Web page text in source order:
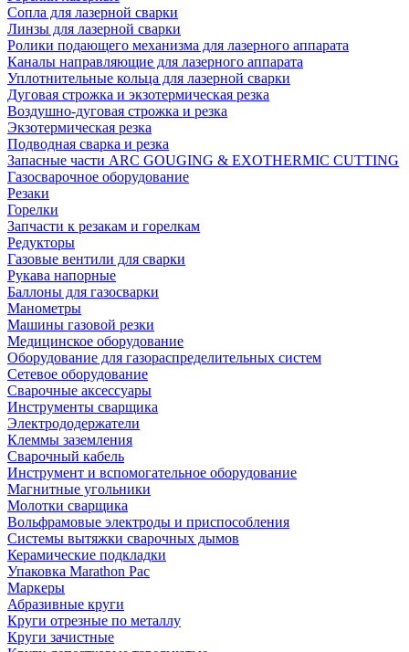
Сопла для лазерной сварки
Линзы для лазерной сварки
Ролики подающего механизма для лазерного аппарата
Каналы направляющие для лазерного аппарата
Уплотнительные кольца для лазерной сварки
Дуговая строжка и экзотермическая резка
Воздушно-дуговая строжка и резка
Экзотермическая резка
Подводная сварка и резка
Запасные части ARC GOUGING & EXOTHERMIC CUTTING
Газосварочное оборудование
Резаки
Горелки
Запчасти к резакам и горелкам
Редукторы
Газовые вентили для сварки
Рукава напорные
Баллоны для газосварки
Манометры
Машины газовой резки
Медицинское оборудование
Оборудование для газораспределительных систем
Сетевое оборудование
Сварочные аксессуары
Инструменты сварщика
Электрододержатели
Клеммы заземления
Сварочный кабель
Инструмент и вспомогательное оборудование
Магнитные угольники
Молотки сварщика
Вольфрамовые электроды и приспособления
Системы вытяжки сварочных дымов
Керамические подкладки
Упаковка Marathon Pac
Маркеры
Абразивные круги
Круги отрезные по металлу
Круги зачистные